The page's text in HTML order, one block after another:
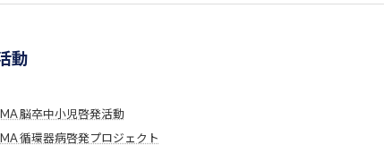
動
脳卒中小児啓発活動
循環器病啓発プロジェクト